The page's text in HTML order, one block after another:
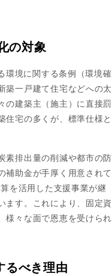
の対象
環境に関する条例（環境確
築一戸建て住宅などへの太
の建築主（施主）に直接罰
住宅の多くが、標準仕様と
素排出量の削減や都市の防
補助金が手厚く用意されて
を活用した支援事業が継
ます。これにより、固定資
様々な面で恩恵を受けられ
るべき理由